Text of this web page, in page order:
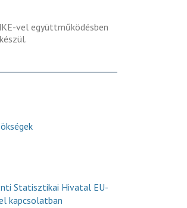
vel együttműködésben
készül.
Statisztikai Hivatal EU-
kapcsolatban